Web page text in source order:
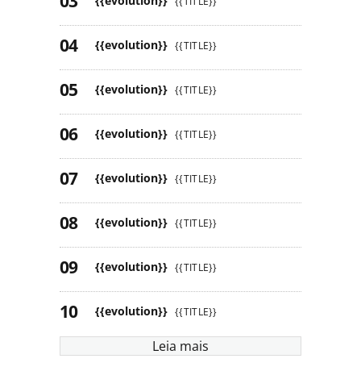
{{evolution}} {{TITLE}}
{{evolution}} {{TITLE}}
{{evolution}} {{TITLE}}
{{evolution}} {{TITLE}}
{{evolution}} {{TITLE}}
{{evolution}} {{TITLE}}
{{evolution}} {{TITLE}}
Leia mais